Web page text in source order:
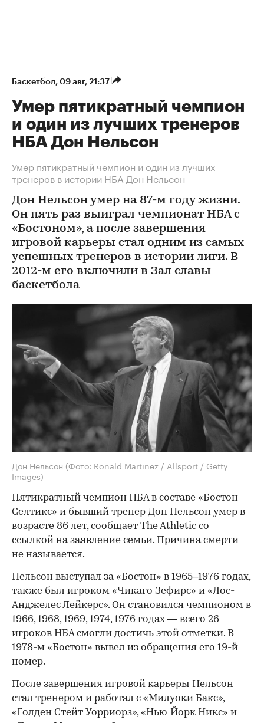
Баскетбол⁠, 09 авг, 21:37
Умер пятикратный чемпион
и один из лучших тренеров
НБА Дон Нельсон
Умер пятикратный чемпион и один из лучших
тренеров в истории НБА Дон Нельсон
Дон Нельсон умер на 87-м году жизни.
Он пять раз выиграл чемпионат НБА с
«Бостоном», а после завершения
игровой карьеры стал одним из самых
успешных тренеров в истории лиги. В
2012-м его включили в Зал славы
баскетбола
Дон Нельсон (Фото: Ronald Martinez / Allsport / Getty
Images)
Пятикратный чемпион НБА в составе «Бостон
Селтикс» и бывший тренер Дон Нельсон умер в
возрасте 86 лет,сообщает The Athletic со
ссылкой на заявление семьи. Причина смерти
не называется.
Нельсон выступал за «Бостон» в 1965–1976 годах,
также был игроком «Чикаго Зефирс» и «Лос-
Анджелес Лейкерс». Он становился чемпионом в
1966, 1968, 1969, 1974, 1976 годах — всего 26
игроков НБА смогли достичь этой отметки. В
1978-м «Бостон» вывел из обращения его 19-й
номер.
После завершения игровой карьеры Нельсон
стал тренером и работал с «Милуоки Бакс»,
«Голден Стейт Уорриорз», «Нью-Йорк Никс» и